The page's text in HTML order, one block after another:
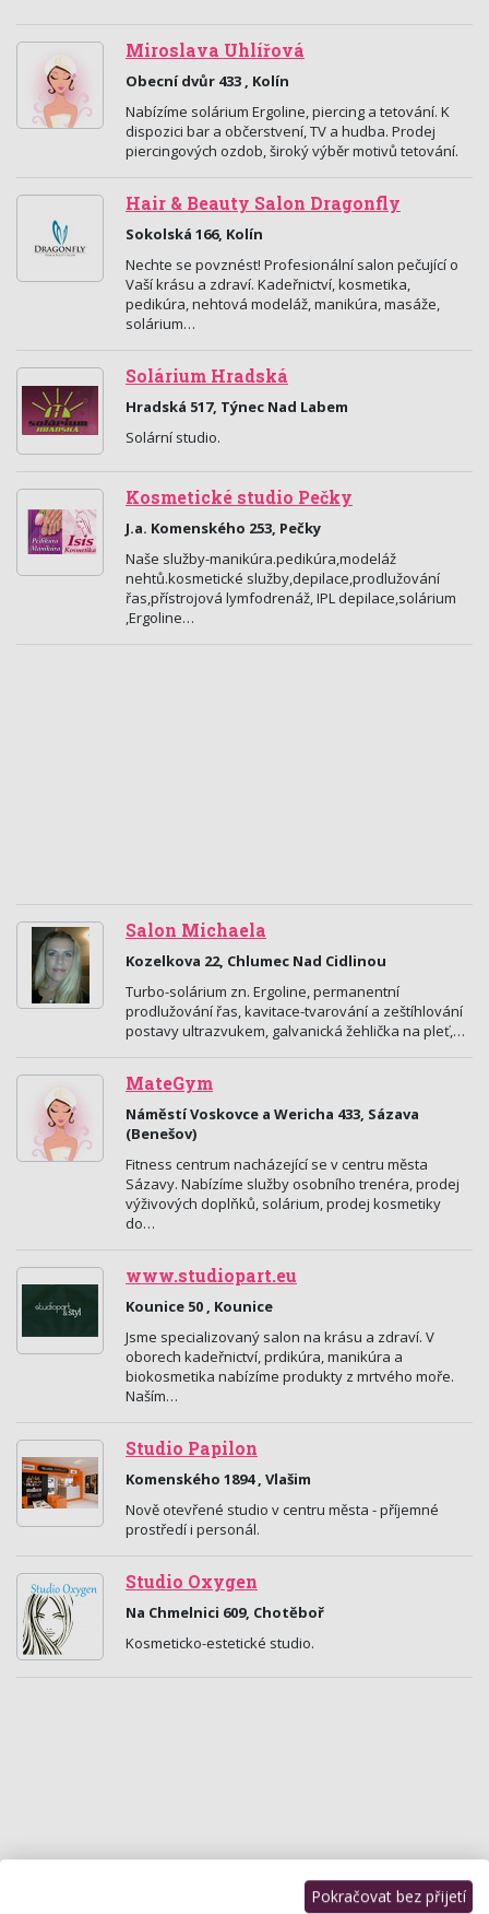
Miroslava Uhlířová
Obecní dvůr 433 , Kolín
Nabízíme solárium Ergoline, piercing a tetování. K
dispozici bar a občerstvení, TV a hudba. Prodej
piercingových ozdob, široký výběr motivů tetování.
Hair & Beauty Salon Dragonfly
Sokolská 166, Kolín
Nechte se povznést! Profesionální salon pečující o
Vaší krásu a zdraví. Kadeřnictví, kosmetika,
pedikúra, nehtová modeláž, manikúra, masáže,
solárium…
Solárium Hradská
Hradská 517, Týnec Nad Labem
Solární studio.
Kosmetické studio Pečky
J.a. Komenského 253, Pečky
Naše služby-manikúra.pedikúra,modeláž
nehtů.kosmetické služby,depilace,prodlužování
řas,přístrojová lymfodrenáž, IPL depilace,solárium
,Ergoline…
Salon Michaela
Kozelkova 22, Chlumec Nad Cidlinou
Turbo-solárium zn. Ergoline, permanentní
prodlužování řas, kavitace-tvarování a zeštíhlování
postavy ultrazvukem, galvanická žehlička na pleť,…
MateGym
Náměstí Voskovce a Wericha 433, Sázava
(Benešov)
Fitness centrum nacházející se v centru města
Sázavy. Nabízíme služby osobního trenéra, prodej
výživových doplňků, solárium, prodej kosmetiky
do…
www.studiopart.eu
Kounice 50 , Kounice
Jsme specializovaný salon na krásu a zdraví. V
oborech kadeřnictví, prdikúra, manikúra a
biokosmetika nabízíme produkty z mrtvého moře.
Naším…
Studio Papilon
Komenského 1894 , Vlašim
Nově otevřené studio v centru města - příjemné
prostředí i personál.
Studio Oxygen
Na Chmelnici 609, Chotěboř
Kosmeticko-estetické studio.
Pokračovat bez přijetí